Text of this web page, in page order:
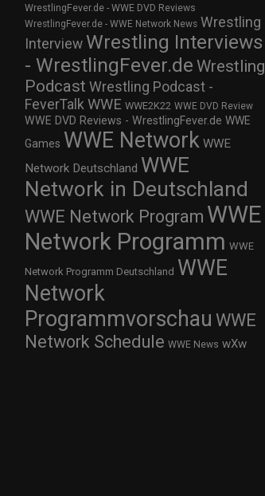
WrestlingFever.de - WWE DVD Reviews
WrestlingFever.de - WWE Network News Wrestling
Interview Wrestling Interviews
- WrestlingFever.de Wrestling
Podcast Wrestling Podcast -
FeverTalk WWE WWE2K22 WWE DVD Review
WWE DVD Reviews - WrestlingFever.de WWE
Games WWE Network WWE
Network Deutschland WWE
Network in Deutschland
WWE Network Program WWE
Network Programm WWE
Network Programm Deutschland WWE
Network
Programmvorschau WWE
Network Schedule WWE News wXw